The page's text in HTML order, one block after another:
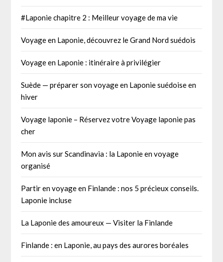
#Laponie chapitre 2 : Meilleur voyage de ma vie
Voyage en Laponie, découvrez le Grand Nord suédois
Voyage en Laponie : itinéraire à privilégier
Suède — préparer son voyage en Laponie suédoise en
hiver
Voyage laponie – Réservez votre Voyage laponie pas
cher
Mon avis sur Scandinavia : la Laponie en voyage
organisé
Partir en voyage en Finlande : nos 5 précieux conseils.
Laponie incluse
La Laponie des amoureux — Visiter la Finlande
Finlande : en Laponie, au pays des aurores boréales